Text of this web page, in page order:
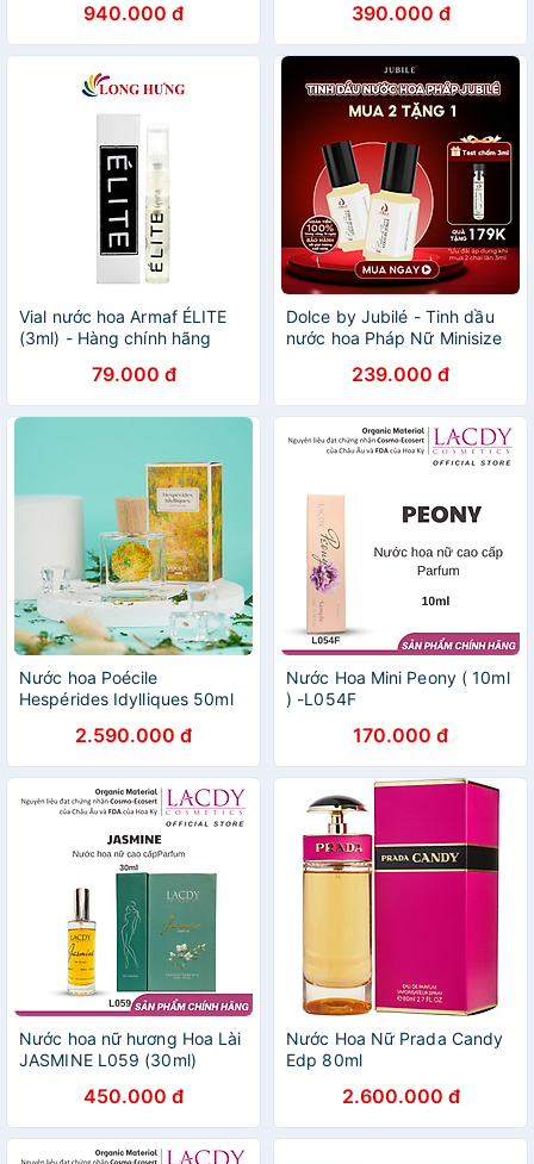
940.000 đ 390.000 đ
Vial nước hoa Armaf ÉLITE
(3ml) - Hàng chính hãng
79.000 đ
Dolce by Jubilé - Tinh dầu
nước hoa Pháp Nữ Minisize
Sang Trọng, Quyến Rũ
239.000 đ
Nước hoa Poécile
Hespérides Idylliques 50ml
2.590.000 đ
Nước Hoa Mini Peony ( 10ml
) -L054F
170.000 đ
Nước hoa nữ hương Hoa Lài
JASMINE L059 (30ml)
450.000 đ
Nước Hoa Nữ Prada Candy
Edp 80ml
2.600.000 đ